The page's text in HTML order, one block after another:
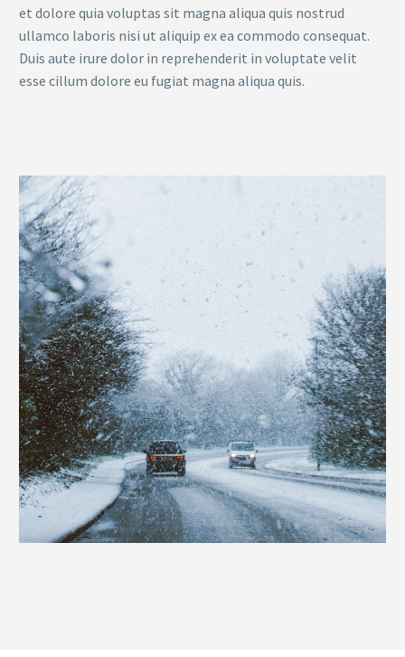
et dolore quia voluptas sit magna aliqua quis nostrud
ullamco laboris nisi ut aliquip ex ea commodo consequat.
Duis aute irure dolor in reprehenderit in voluptate velit
esse cillum dolore eu fugiat magna aliqua quis.